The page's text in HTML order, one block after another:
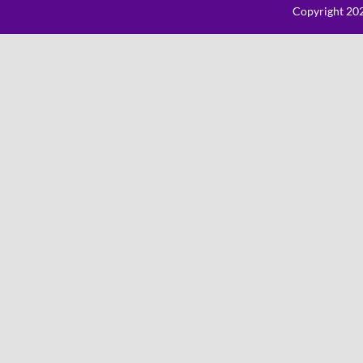
Copyright